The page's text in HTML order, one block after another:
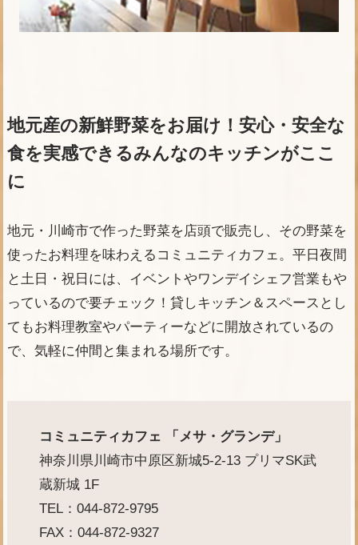
地元産の新鮮野菜をお届け！安心・安全な
食を実感できるみんなのキッチンがここ
に
地元・川崎市で作った野菜を店頭で販売し、その野菜を
使ったお料理を味わえるコミュニティカフェ。平日夜間
と土日・祝日には、イベントやワンデイシェフ営業もや
っているので要チェック！貸しキッチン＆スペースとし
てもお料理教室やパーティーなどに開放されているの
で、気軽に仲間と集まれる場所です。
コミュニティカフェ 「メサ・グランデ」
神奈川県川崎市中原区新城5-2-13 プリマSK武
蔵新城 1F
TEL：044-872-9795
FAX：044-872-9327